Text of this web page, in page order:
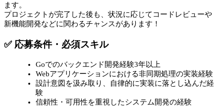
ます。
プロジェクトが完了した後も、状況に応じてコードレビューや
新機能開発などに関わるチャンスがあります！
✅ 応募条件・必須スキル
Goでのバックエンド開発経験3年以上
Webアプリケーションにおける非同期処理の実装経験
設計意図を汲み取り、自律的に実装に落とし込んだ経
験
信頼性・可用性を重視したシステム開発の経験